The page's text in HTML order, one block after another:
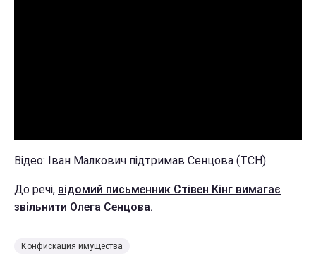
Відео: Іван Малкович підтримав Сенцова (ТСН)
До речі, відомий письменник Стівен Кінг вимагає
звільнити Олега Сенцова.
Конфискация имущества